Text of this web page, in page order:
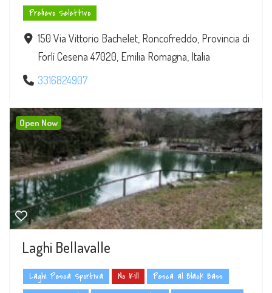
Prelievo Selettivo
150 Via Vittorio Bachelet, Roncofreddo, Provincia di
Forlì Cesena 47020, Emilia Romagna, Italia
3316824907
Laghi Bellavalle
Laghi Pesca Sportiva No Kill
Pesca al Black Bass
Open Now